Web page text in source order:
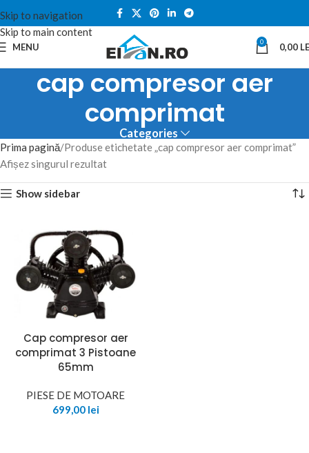
Skip to navigation
Skip to main content
MENU 0 0,00
cap compresor aer
comprimat
Categories
Prima pagină Produse etichetate „cap compresor aer comprimat”
Afișez singurul rezultat
Show sidebar
Cap compresor aer
comprimat 3 Pistoane
65mm
PIESE DE MOTOARE
699,00 lei